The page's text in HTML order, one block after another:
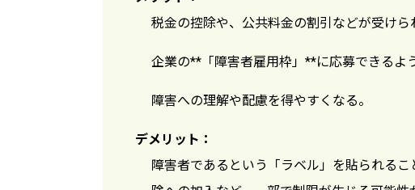
税金の控除や、公共料金の割引などが受けら
企業の**「障害者雇用枠」**に応募できるよ
障害への理解や配慮を得やすくなる。
デメリット：
障害者であるという「ラベル」を貼られる